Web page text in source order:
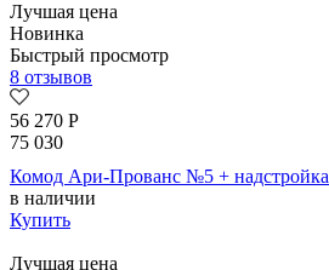
Лучшая цена
Новинка
Быстрый просмотр
8 отзывов
56 270 Р
75 030
Комод Ари-Прованс №5 + надстройка
в наличии
Купить
Лучшая цена